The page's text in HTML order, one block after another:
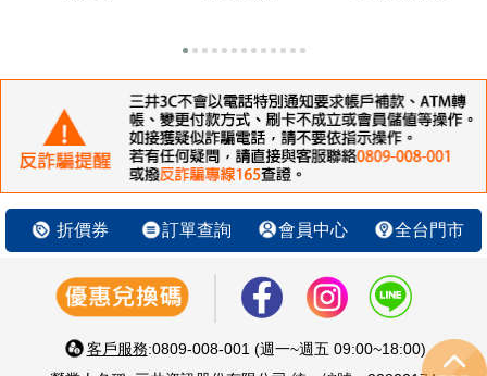
折價券 訂單查詢 會員中心 全台門市
客戶服務:0809-008-001 (週一~週五 09:00~18:00)